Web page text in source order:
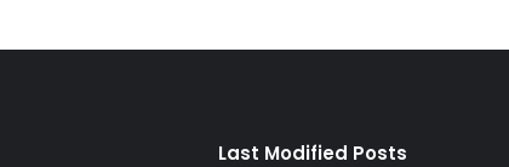
Last Modified Posts